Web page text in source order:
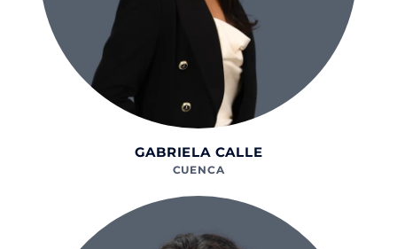
GABRIELA CALLE
CUENCA